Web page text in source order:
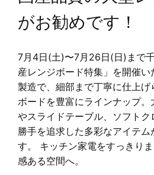
がお勧めです！
7月4日(土)〜7月26日(日)まで
産レンジボード特集」を開催
製造で、細部まで丁寧に仕上
ボードを豊富にラインナップ。
やスライドテーブル、ソフト
勝手を追求した多彩なアイテム
す。 キッチン家電をすっきり
感ある空間へ。